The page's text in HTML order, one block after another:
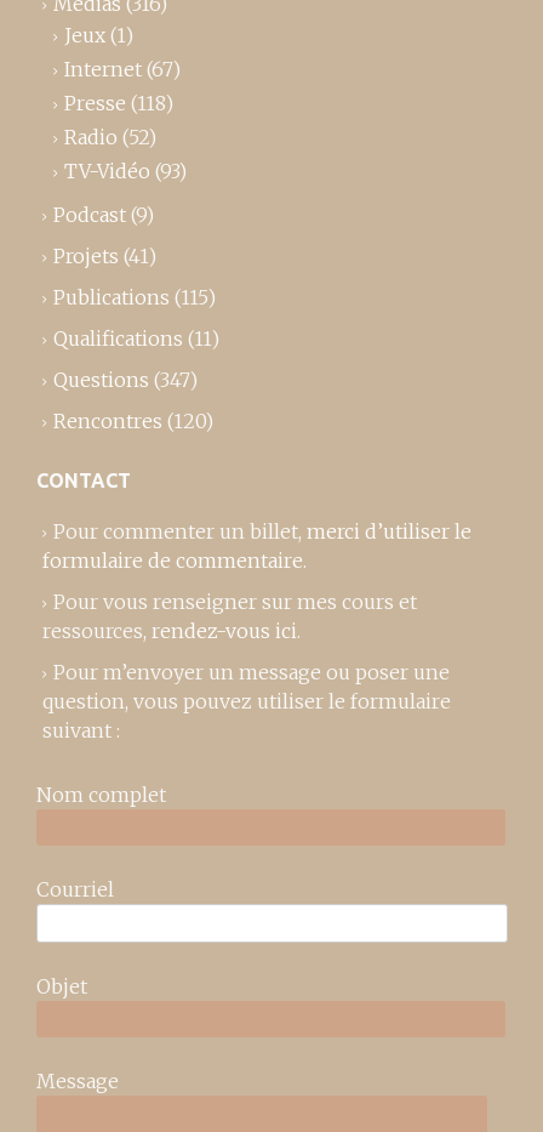
Jeux (1)
Internet (67)
Presse (118)
Radio (52)
TV-Vidéo (93)
Podcast (9)
Projets (41)
Publications (115)
Qualifications (11)
Questions (347)
Rencontres (120)
CONTACT
Pour commenter un billet, merci d’utiliser le
formulaire de commentaire.
Pour vous renseigner sur mes cours et
ressources, rendez-vous ici.
Pour m’envoyer un message ou poser une
question, vous pouvez utiliser le formulaire
suivant :
Nom complet
Courriel
Objet
Message